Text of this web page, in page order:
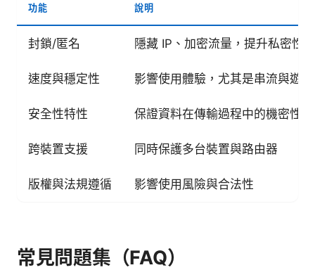
功能 說明
封鎖/匿名 隱藏 IP、加密流量，提升私密性
速度與穩定性 影響使用體驗，尤其是串流與遊戲
安全性特性 保證資料在傳輸過程中的機密性
跨裝置支援 同時保護多台裝置與路由器
版權與法規遵循 影響使用風險與合法性
常見問題集（FAQ）